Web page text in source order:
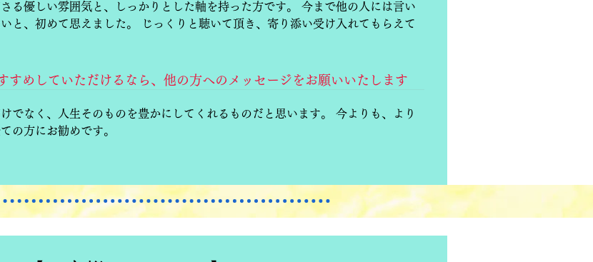
る優しい雰囲気と、しっかりとした軸を持った方です。 今まで他の人には言い
と、初めて思えました。 じっくりと聴いて頂き、寄り添い受け入れてもらえて
めしていただけるなら、他の方へのメッセージをお願いいたします
でなく、人生そのものを豊かにしてくれるものだと思います。 今よりも、より
の方にお勧めです。